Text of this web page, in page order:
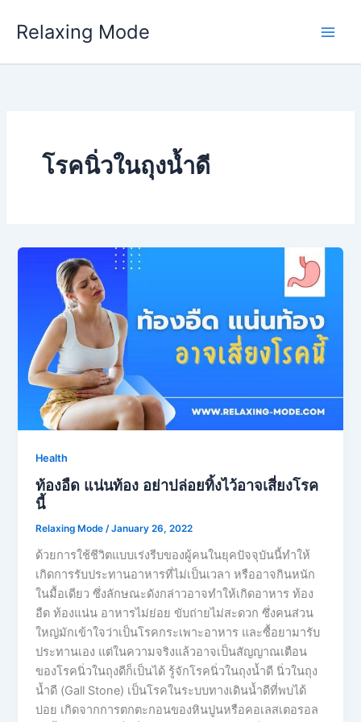
Relaxing Mode
โรคนิ่วในถุงน้ำดี
Health
ท้องอืด แน่นท้อง อย่าปล่อยทิ้งไว้อาจเสี่ยงโรค
นี้
Relaxing Mode/January 26, 2022
ด้วยการใช้ชีวิตแบบเร่งรีบของผู้คนในยุคปัจจุบันนี้ทำให้
เกิดการรับประทานอาหารที่ไม่เป็นเวลา หรืออาจกินหนัก
ในมื้อเดียว ซึ่งลักษณะดังกล่าวอาจทำให้เกิดอาหาร ท้อง
อืด ท้องแน่น อาหารไม่ย่อย ขับถ่ายไม่สะดวก ซึ่งคนส่วน
ใหญ่มักเข้าใจว่าเป็นโรคกระเพาะอาหาร และซื้อยามารับ
ประทานเอง แต่ในความจริงแล้วอาจเป็นสัญญาณเตือน
ของโรคนิ่วในถุงดีก็เป็นได้ รู้จักโรคนิ่วในถุงน้ำดี นิ่วในถุง
น้ำดี (Gall Stone) เป็นโรคในระบบทางเดินน้ำดีที่พบได้
บ่อย เกิดจากการตกตะกอนของหินปูนหรือคอเลสเตอรอล